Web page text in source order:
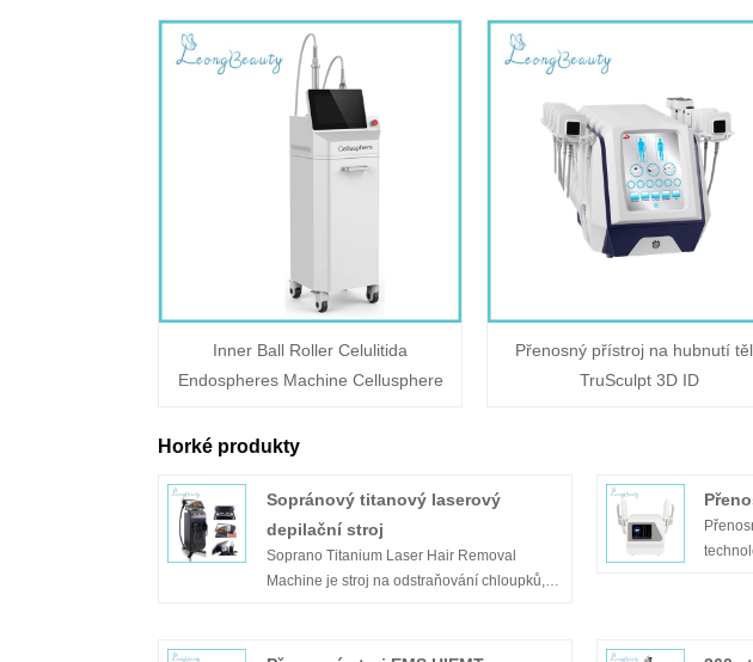
Inner Ball Roller Celulitida
Endospheres Machine Cellusphere
Přenosný přístroj na hubnutí
TruSculpt 3D ID
Horké produkty
Sopránový titanový laserový
depilační stroj
Soprano Titanium Laser Hair Removal
Machine je stroj na odstraňování chloupků,
Hair Demoval Machine dokáže efektivně